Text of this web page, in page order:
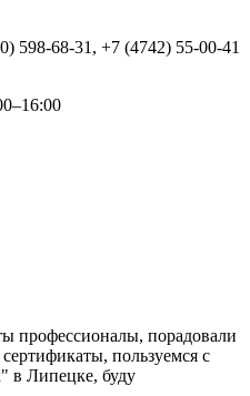
598-68-31, +7 (4742) 55-00-41
профессионалы, порадовали
пользуемся с
в Липецке, буду